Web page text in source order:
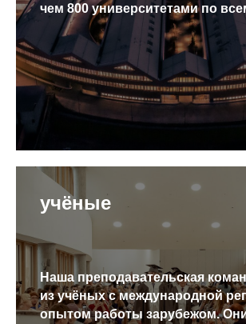
чем 800 университетами по
учёные
Наша преподавательская
из учёных с международной
опытом работы зарубежом.